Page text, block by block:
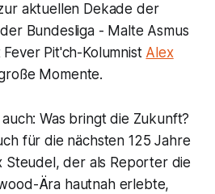
aktuellen Dekade der
Bundesliga - Malte Asmus
Pit'ch-Kolumnist Alex
Momente.
Was bringt die Zukunft?
für die nächsten 125 Jahre
Steudel, der als Reporter die
Ära hautnah erlebte,